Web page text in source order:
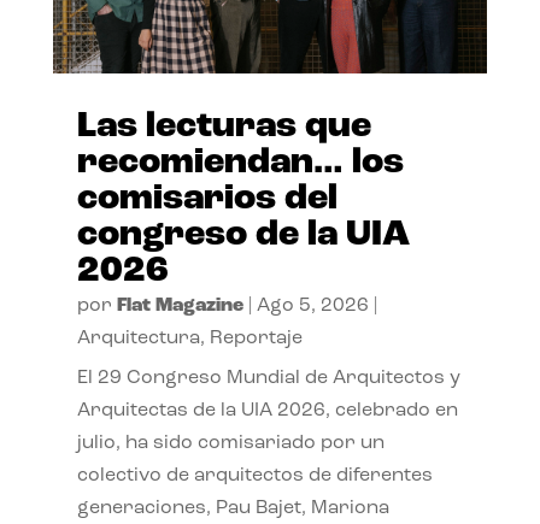
Las lecturas que
recomiendan… los
comisarios del
congreso de la UIA
2026
por Flat Magazine| Ago 5, 2026
Arquitectura, Reportaje
El 29 Congreso Mundial de Arquitectos y
Arquitectas de la UIA 2026, celebrado en
julio, ha sido comisariado por un
colectivo de arquitectos de diferentes
generaciones, Pau Bajet, Mariona